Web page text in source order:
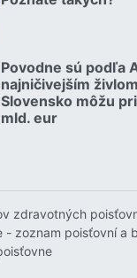
Povodne sú podľa
najničivejším
Slovensko môžu
mld. eur
23.07.2026 |
zdravotných
- zoznam poisťovní a